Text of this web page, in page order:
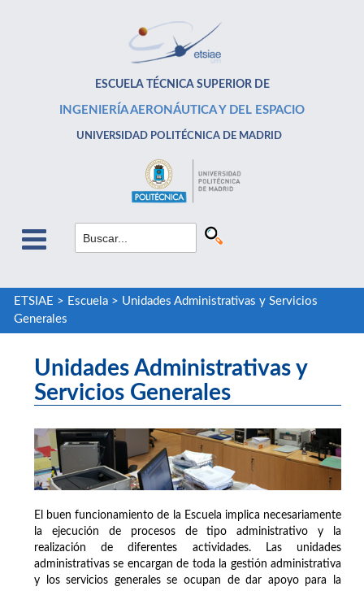
ESCUELA TÉCNICA SUPERIOR DE
INGENIERÍA AERONÁUTICA Y DEL ESPACIO
UNIVERSIDAD POLITÉCNICA DE MADRID
ETSIAE > Escuela> Unidades Administrativas y Servicios
Generales
Unidades Administrativas y
Servicios Generales
El buen funcionamiento de la Escuela implica necesariamente
la ejecución de procesos de tipo administrativo y la
realización de diferentes actividades. Las unidades
administrativas se encargan de toda la gestión administrativa
y los servicios generales se ocupan de dar apoyo para la